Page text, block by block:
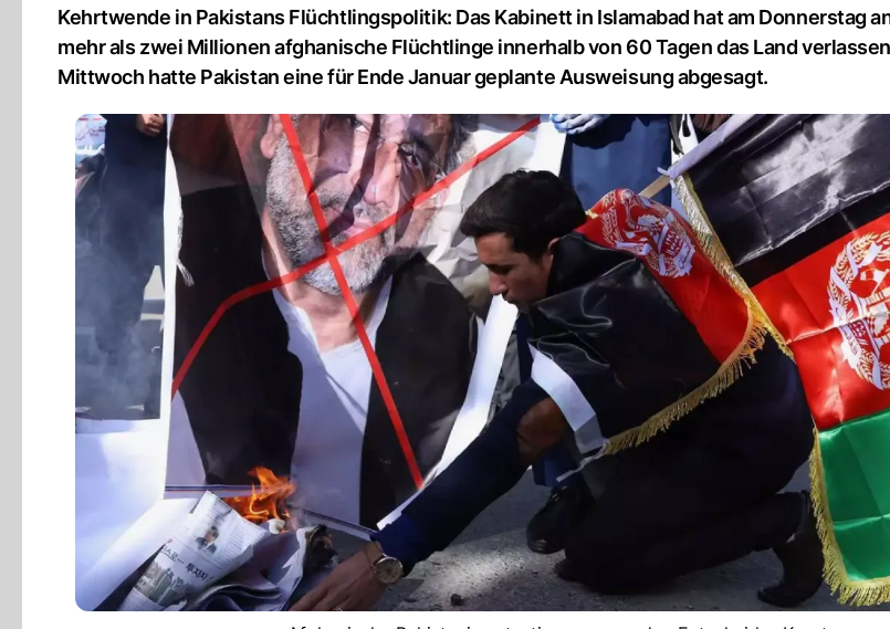
Kehrtwende in Pakistans Flüchtlingspolitik: Das Kabinett in Islamabad hat am Donnerstag
mehr als zwei Millionen afghanische Flüchtlinge innerhalb von 60 Tagen das Land
Mittwoch hatte Pakistan eine für Ende Januar geplante Ausweisung abgesagt.